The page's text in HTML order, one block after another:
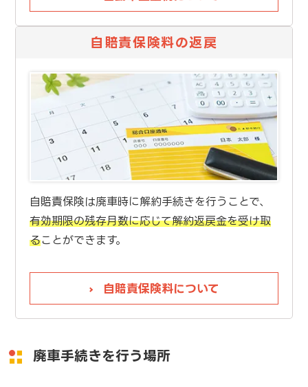
自賠責保険料の返戻
自賠責保険は廃車時に解約手続きを行うことで、
有効期限の残存月数に応じて解約返戻金を受け取
ることができます。
自賠責保険料について
廃車手続きを行う場所